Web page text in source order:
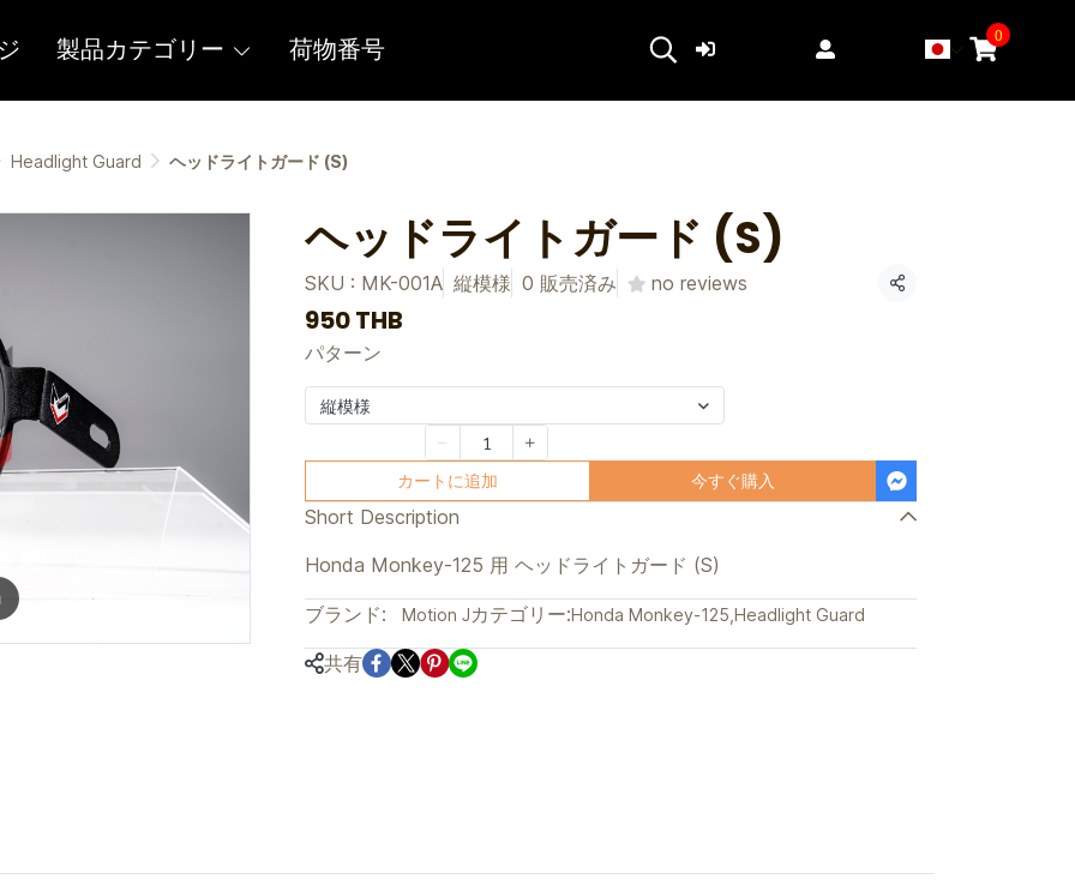
製品カテゴリー 荷物番号 ログイン 登録する
0
Headlight Guard ヘッドライトガード (S)
ヘッドライトガード (S)
SKU : MK-001A 縦模様 0 販売済み no reviews 共有
950 THB
パターン
縦模様
カートに追加
今すぐ購入
Short Description
Honda Monkey-125 用 ヘッドライトガード (S)
ブランド: Motion Jカテゴリー:Honda Monkey-125 Headlight Guard
共有